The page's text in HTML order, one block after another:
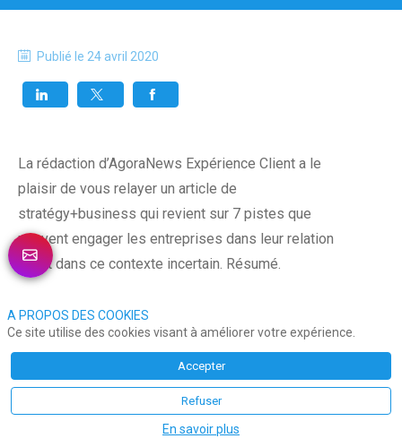
Publié le 24 avril 2020
La rédaction d’AgoraNews Expérience Client a le
plaisir de vous relayer un article de
stratégy+business qui revient sur 7 pistes que
peuvent engager les entreprises dans leur relation
client dans ce contexte incertain. Résumé.
Parce que le coronavirus oblige les personnes à
adopter un mode de vie presque exclusivement
numérique, il importe pour les entreprises
d’imprégner les expériences virtuelles d’une touche
humaine et émotionnelle. Toutes les relations ont
une composante émotionnelle – et cela est vrai pour
A PROPOS DES COOKIES
Ce site utilise des cookies visant à améliorer votre expérience.
Accepter
Refuser
En savoir plus